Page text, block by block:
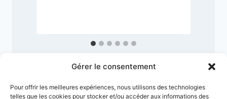
Gérer le consentement
Pour offrir les meilleures expériences, nous utilisons des technologies
telles que les cookies pour stocker et/ou accéder aux informations des